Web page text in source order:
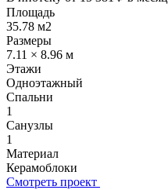
Площадь
35.78 м2
Размеры
7.11 × 8.96 м
Этажи
Одноэтажный
Спальни
1
Санузлы
1
Материал
Керамоблоки
Смотреть проект